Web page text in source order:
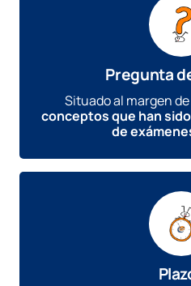
Pregunta
Situado al margen
conceptos que han
de